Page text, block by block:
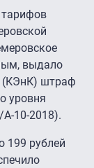
тарифов
выдало
(КЭнК) штраф
уровня
10-2018).
199 рублей